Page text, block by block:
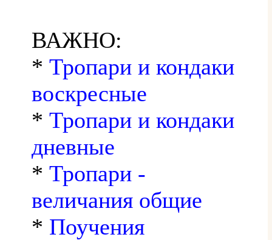
ВАЖНО:
* Тропари и кондаки
воскресные
* Тропари и кондаки
дневные
* Тропари -
величания общие
* Поучения